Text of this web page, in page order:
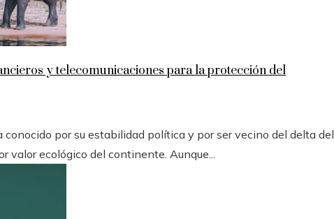
y telecomunicaciones para la protección del
conocido por su estabilidad política y por ser vecino del delta del
valor ecológico del continente. Aunque...